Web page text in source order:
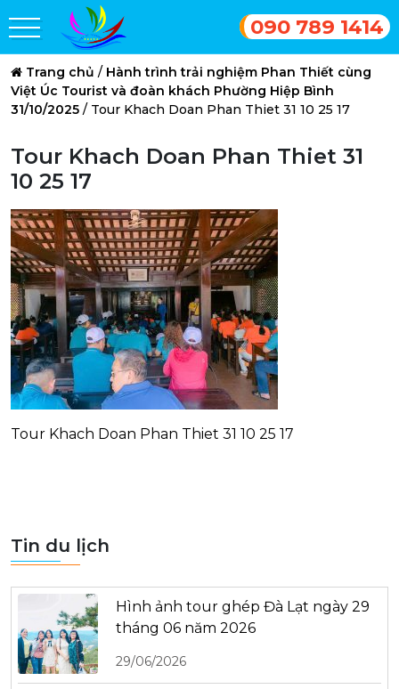
090 789 1414
Trang chủ / Hành trình trải nghiệm Phan Thiết cùng
Việt Úc Tourist và đoàn khách Phường Hiệp Bình
31/10/2025 / Tour Khach Doan Phan Thiet 31 10 25 17
Tour Khach Doan Phan Thiet 31
10 25 17
Tour Khach Doan Phan Thiet 31 10 25 17
Tin du lịch
Hình ảnh tour ghép Đà Lạt ngày 29
tháng 06 năm 2026
29/06/2026